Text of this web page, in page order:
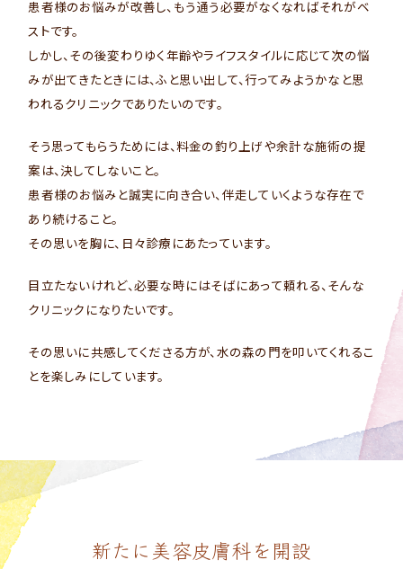
患者様のお悩みが改善し、もう通う必要がなくなればそれがベ
ストです。
しかし、その後変わりゆく年齢やライフスタイルに応じて次の悩
みが出てきたときには、ふと思い出して、行ってみようかなと思
われるクリニックでありたいのです。
そう思ってもらうためには、料金の釣り上げや余計な施術の提
案は、決してしないこと。
患者様のお悩みと誠実に向き合い、伴走していくような存在で
あり続けること。
その思いを胸に、日々診療にあたっています。
目立たないけれど、必要な時にはそばにあって頼れる、そんな
クリニックになりたいです。
その思いに共感してくださる方が、水の森の門を叩いてくれるこ
とを楽しみにしています。
新たに美容皮膚科を開設